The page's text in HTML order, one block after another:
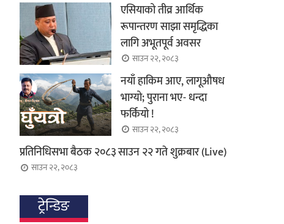
एसियाको तीव्र आर्थिक
रूपान्तरण साझा समृद्धिका
लागि अभूतपूर्व अवसर
साउन २२, २०८३
नयाँ हाकिम आए, लागूऔषध
भाग्यो; पुराना भए- धन्दा
फर्कियो !
साउन २२, २०८३
प्रतिनिधिसभा बैठक २०८३ साउन २२ गते शुक्रबार (Live)
साउन २२, २०८३
ट्रेन्डिङ